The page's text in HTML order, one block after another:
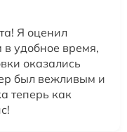
Я оценил
удобное время,
оказались
был вежливым и
теперь как